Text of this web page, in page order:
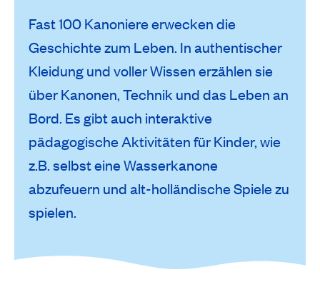
Fast 100 Kanoniere erwecken die
Geschichte zum Leben. In authentischer
Kleidung und voller Wissen erzählen sie
über Kanonen, Technik und das Leben an
Bord. Es gibt auch interaktive
pädagogische Aktivitäten für Kinder, wie
z.B. selbst eine Wasserkanone
abzufeuern und alt-holländische Spiele zu
spielen.